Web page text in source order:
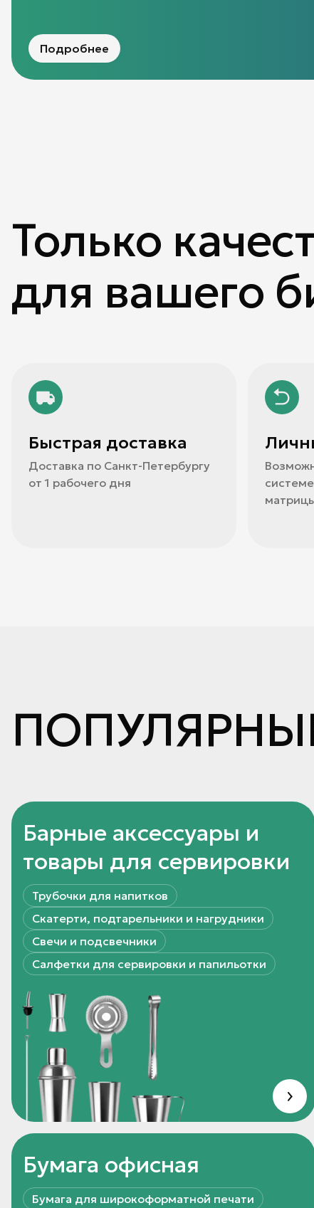
Подробнее
Только
для вашего
Быстрая доставка
Доставка по Санкт-Петербургу
от 1 рабочего дня
Барные аксессуары и
товары для сервировки
Трубочки для напитков
Скатерти, подтарельники и нагрудники
Свечи и подсвечники
Салфетки для сервировки и папильотки
Бумага офисная
Бумага для широкоформатной печати